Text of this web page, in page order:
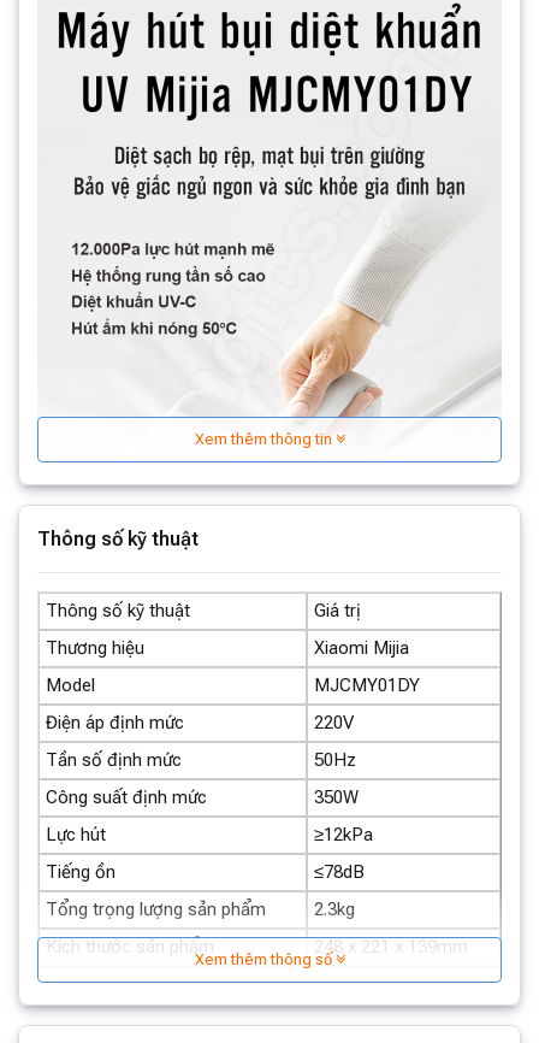
Xem thêm thông tin
Thông số kỹ thuật
Thông số kỹ thuật
Giá trị
Thương hiệu
Xiaomi Mijia
Model
MJCMY01DY
Điện áp định mức
220V
Tần số định mức
50Hz
Công suất định mức
350W
Lực hút
≥12kPa
Tiếng ồn
≤78dB
Tổng trọng lượng sản phẩm
2.3kg
Kích thước sản phẩm
248 x 221 x 139mm
Xem thêm thông số